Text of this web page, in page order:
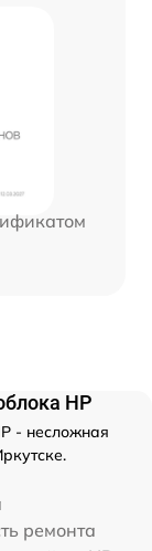
HP
- несложная
ремонта